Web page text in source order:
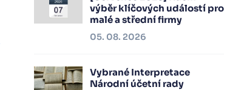
výběr klíčových událostí pro
malé a střední firmy
05. 08. 2026
Vybrané Interpretace
Národní účetní rady